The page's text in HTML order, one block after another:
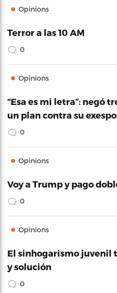
Opinions
Terror a las 10 AM
0
Opinions
“Esa es mi letra”: negó
un plan contra su
0
Opinions
Voy a Trump y pago
0
Opinions
El sinhogarismo juvenil
y solución
0